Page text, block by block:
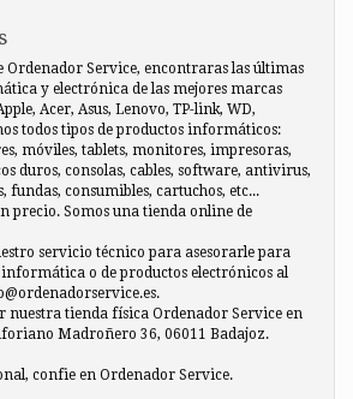
Ordenador Service, encontraras las últimas
y electrónica de las mejores marcas
Acer, Asus, Lenovo, TP-link, WD,
todos tipos de productos informáticos:
móviles, tablets, monitores, impresoras,
duros, consolas, cables, software, antivirus,
fundas, consumibles, cartuchos, etc...
precio. Somos una tienda online de
servicio técnico para asesorarle para
o de productos electrónicos al
nuestra tienda física Ordenador Service en
Madroñero 36, 06011 Badajoz.
confie en Ordenador Service.